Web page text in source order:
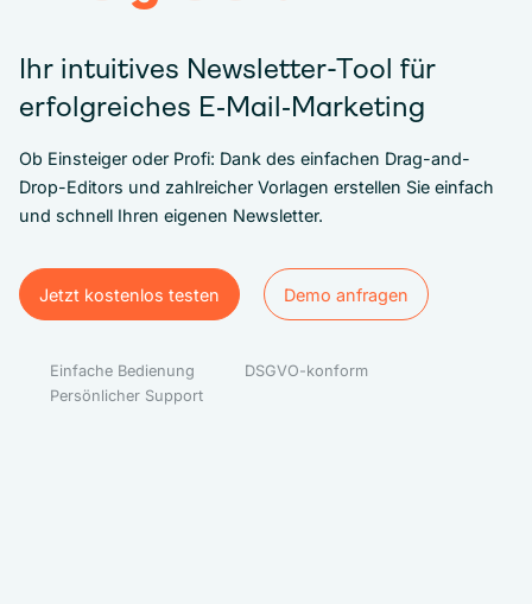
Ihr intuitives Newsletter-Tool für
erfolgreiches E‑Mail‑Marketing
Ob Einsteiger oder Profi: Dank des einfachen Drag-and-
Drop-Editors und zahlreicher Vorlagen erstellen Sie einfach
und schnell Ihren eigenen Newsletter.
Jetzt kostenlos testen
Jetzt kostenlos testen
Demo anfragen
Demo anfragen
Einfache Bedienung
DSGVO-konform
Persönlicher Support